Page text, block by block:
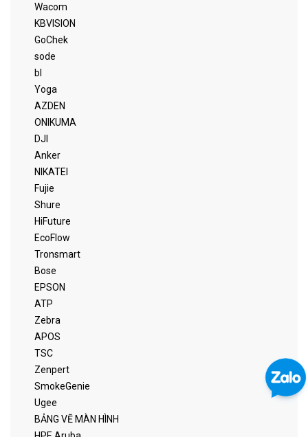
Wacom
KBVISION
GoChek
sode
bl
Yoga
AZDEN
ONIKUMA
DJI
Anker
NIKATEI
Fujie
Shure
HiFuture
EcoFlow
Tronsmart
Bose
EPSON
ATP
Zebra
APOS
TSC
Zenpert
SmokeGenie
Ugee
BẢNG VẼ MÀN HÌNH